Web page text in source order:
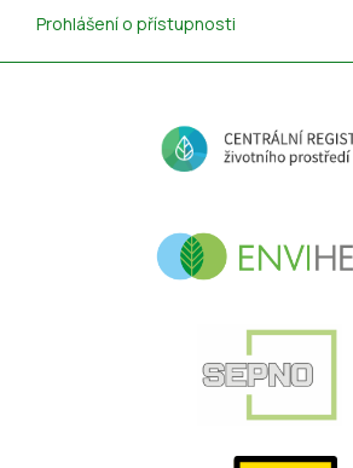
Prohlášení o přístupnosti